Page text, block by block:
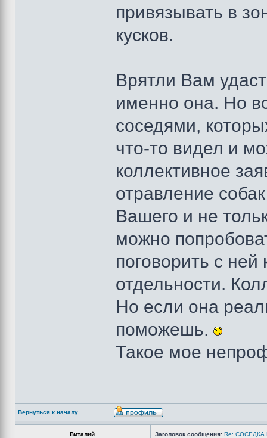
привязывать в
кусков.
Врятли Вам
именно она. Но
соседями,
что-то видел и
коллективное
отравление
Вашего и не
можно
поговорить с
отдельности.
Но если она
поможешь.
Такое мое
Вернуться к началу
Виталий. Заголовок сообщения: Re: